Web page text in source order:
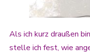
Als ich kurz draußen
stelle ich fest, wie